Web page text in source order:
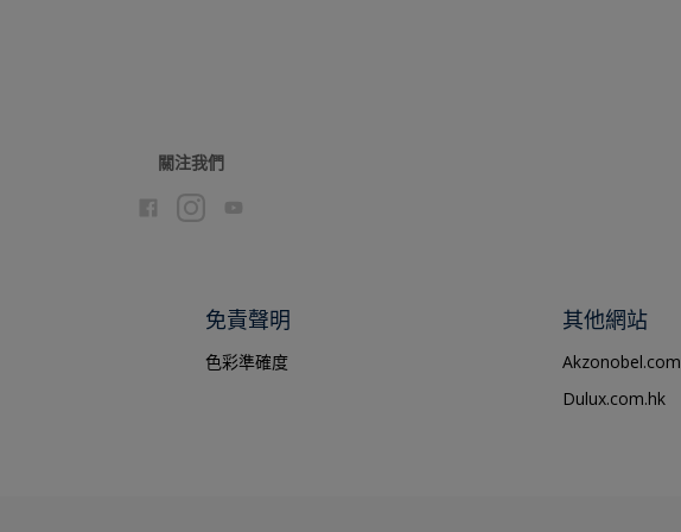
關注我們
免責聲明
色彩準確度
其他網站
Akzonobel.com
Dulux.com.hk